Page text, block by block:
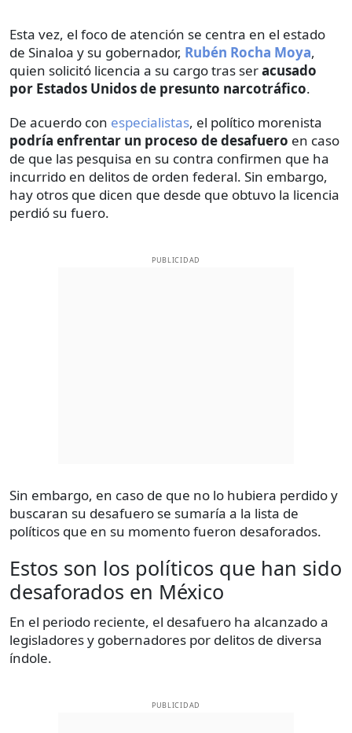
Esta vez, el foco de atención se centra en el estado
de Sinaloa y su gobernador, Rubén Rocha Moya,
quien solicitó licencia a su cargo tras seracusado
por Estados Unidos de presunto narcotráfico.
De acuerdo con especialistas, el político morenista
podría enfrentar un proceso de desafuero en caso
de que las pesquisa en su contra confirmen que ha
incurrido en delitos de orden federal. Sin embargo,
hay otros que dicen que desde que obtuvo la licencia
perdió su fuero.
PUBLICIDAD
Sin embargo, en caso de que no lo hubiera perdido y
buscaran su desafuero se sumaría a la lista de
políticos que en su momento fueron desaforados.
Estos son los políticos que han sido
desaforados en México
En el periodo reciente, el desafuero ha alcanzado a
legisladores y gobernadores por delitos de diversa
índole.
PUBLICIDAD